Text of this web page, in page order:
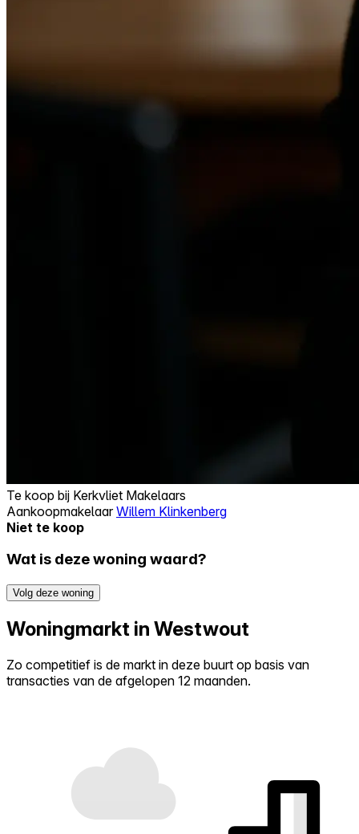
Te koop bij Kerkvliet Makelaars
AankoopmakelaarWillem Klinkenberg
Niet te koop
Wat is deze woning waard?
Volg deze woning
Woningmarkt in Westwout
Zo competitief is de markt in deze buurt op basis van
transacties van de afgelopen 12 maanden.